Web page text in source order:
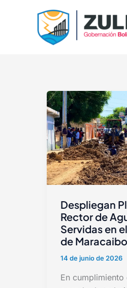
contenido
Despliegan
Rector de
Servidas en
de Maracaibo
14 de junio de 2026
En cumplimiento